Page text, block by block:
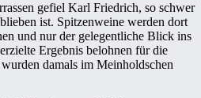
gefiel Karl Friedrich, so schwer
ist. Spitzenweine werden dort
und nur der gelegentliche Blick ins
Ergebnis belohnen für die
damals im Meinholdschen